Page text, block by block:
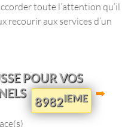
toute l’attention qu’il
recourir aux services d’un
POUR VOS
8982IEME